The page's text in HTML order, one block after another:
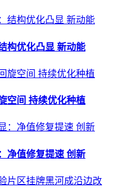
构优化凸显 新动能
空间 持续优化种植
净值修复提速 创新